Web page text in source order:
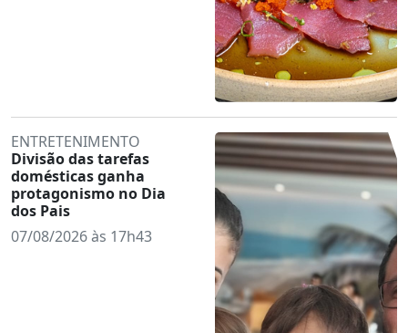
ENTRETENIMENTO
Divisão das tarefas
domésticas ganha
protagonismo no Dia
dos Pais
07/08/2026 às 17h43